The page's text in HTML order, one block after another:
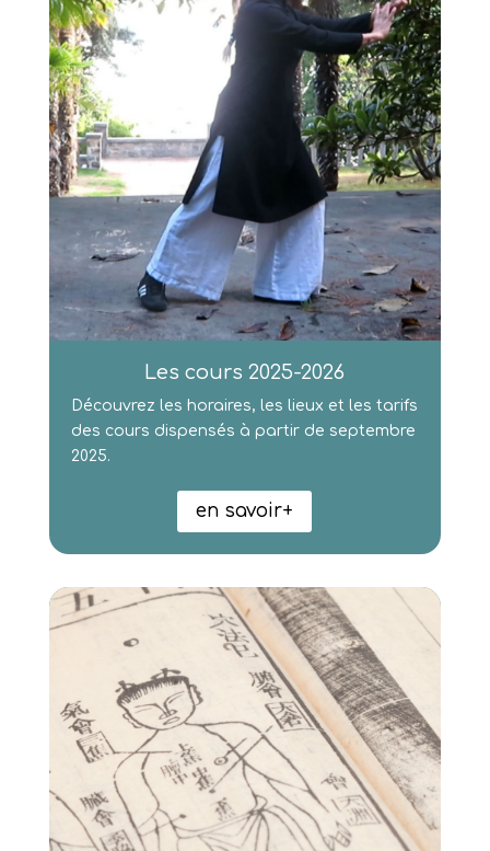
Les cours 2025-2026
Découvrez les horaires, les lieux et les tarifs
des cours dispensés à partir de septembre
2025.
en savoir+